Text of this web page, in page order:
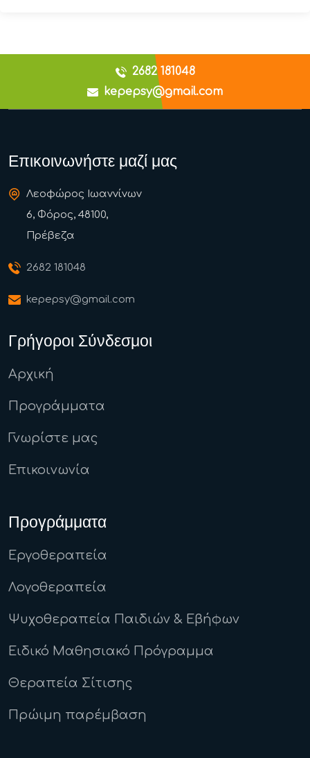
2682 181048
kepepsy@gmail.com
Επικοινωνήστε μαζί μας
Λεοφώρος Ιωαννίνων
6, Φόρος, 48100,
Πρέβεζα
2682 181048
kepepsy@gmail.com
Γρήγοροι Σύνδεσμοι
Αρχική
Προγράμματα
Γνωρίστε μας
Επικοινωνία
Προγράμματα
Εργοθεραπεία
Λογοθεραπεία
Ψυχοθεραπεία Παιδιών & Εβήφων
Ειδικό Μαθησιακό Πρόγραμμα
Θεραπεία Σίτισης
Πρώιμη παρέμβαση